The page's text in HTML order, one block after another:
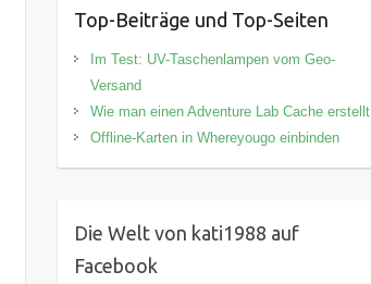
Top-Beiträge und Top-Seiten
Im Test: UV-Taschenlampen vom Geo-
Versand
Wie man einen Adventure Lab Cache erstellt
Offline-Karten in Whereyougo einbinden
Die Welt von kati1988 auf
Facebook